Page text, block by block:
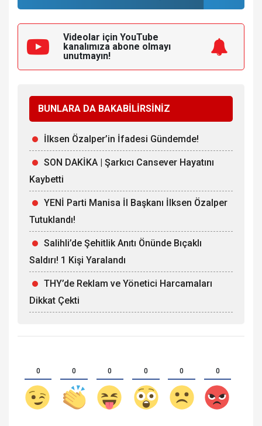
Videolar için YouTube
kanalımıza abone olmayı
unutmayın!
BUNLARA DA BAKABİLİRSİNİZ
İlksen Özalper’in İfadesi Gündemde!
SON DAKİKA | Şarkıcı Cansever Hayatını
Kaybetti
YENİ Parti Manisa İl Başkanı İlksen Özalper
Tutuklandı!
Salihli’de Şehitlik Anıtı Önünde Bıçaklı
Saldırı! 1 Kişi Yaralandı
THY’de Reklam ve Yönetici Harcamaları
Dikkat Çekti
0 0 0 0 0 0